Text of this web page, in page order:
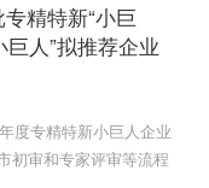
精特新“小巨
巨人”拟推荐企业
度专精特新小巨人企业
初审和专家评审等流程